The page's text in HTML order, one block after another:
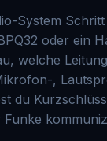
System
oder ein
welche
,
du